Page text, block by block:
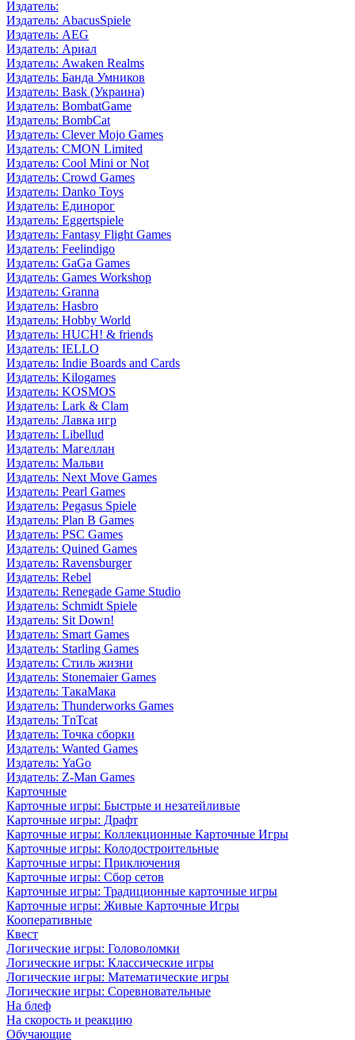
Издатель:
Издатель: AbacusSpiele
Издатель: AEG
Издатель: Ариал
Издатель: Awaken Realms
Издатель: Банда Умников
Издатель: Bask (Украина)
Издатель: BombatGame
Издатель: BombCat
Издатель: Clever Mojo Games
Издатель: CMON Limited
Издатель: Cool Mini or Not
Издатель: Crowd Games
Издатель: Danko Toys
Издатель: Единорог
Издатель: Eggertspiele
Издатель: Fantasy Flight Games
Издатель: Feelindigo
Издатель: GaGa Games
Издатель: Games Workshop
Издатель: Granna
Издатель: Hasbro
Издатель: Hobby World
Издатель: HUCH! & friends
Издатель: IELLO
Издатель: Indie Boards and Cards
Издатель: Kilogames
Издатель: KOSMOS
Издатель: Lark & Clam
Издатель: Лавка игр
Издатель: Libellud
Издатель: Магеллан
Издатель: Мальви
Издатель: Next Move Games
Издатель: Pearl Games
Издатель: Pegasus Spiele
Издатель: Plan B Games
Издатель: PSC Games
Издатель: Quined Games
Издатель: Ravensburger
Издатель: Rebel
Издатель: Renegade Game Studio
Издатель: Schmidt Spiele
Издатель: Sit Down!
Издатель: Smart Games
Издатель: Starling Games
Издатель: Стиль жизни
Издатель: Stonemaier Games
Издатель: ТакаМака
Издатель: Thunderworks Games
Издатель: TnTcat
Издатель: Точка сборки
Издатель: Wanted Games
Издатель: YaGo
Издатель: Z-Man Games
Карточные
Карточные игры: Быстрые и незатейливые
Карточные игры: Драфт
Карточные игры: Коллекционные Карточные Игры
Карточные игры: Колодостроительные
Карточные игры: Приключения
Карточные игры: Сбор сетов
Карточные игры: Традиционные карточные игры
Карточные игры: Живые Карточные Игры
Кооперативные
Квест
Логические игры: Головоломки
Логические игры: Классические игры
Логические игры: Математические игры
Логические игры: Соревновательные
На блеф
На скорость и реакцию
Обучающие